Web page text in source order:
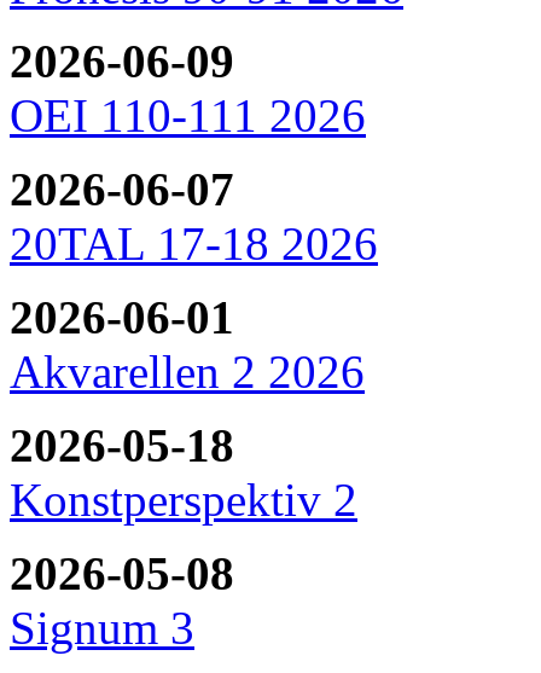
2026-06-09
OEI 110-111 2026
2026-06-07
20TAL 17-18 2026
2026-06-01
Akvarellen 2 2026
2026-05-18
Konstperspektiv 2
2026-05-08
Signum 3